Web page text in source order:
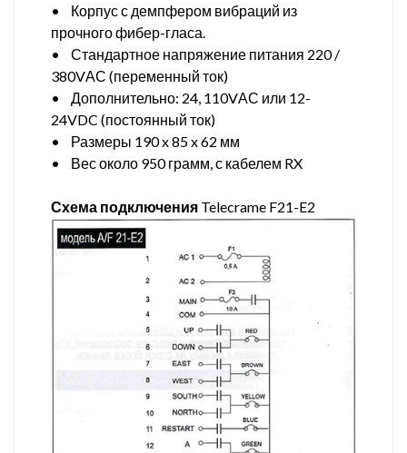
• Корпус с демпфером вибраций из
прочного фибер-гласа.
• Стандартное напряжение питания 220 /
380VАС (переменный ток)
• Дополнительно: 24, 110VАС или 12-
24VDC (постоянный ток)
• Размеры 190 x 85 x 62 мм
• Вес около 950 грамм, с кабелем RX
Схема подключения Telecrame F21-E2